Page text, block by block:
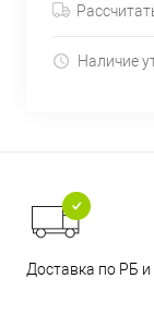
Наличие
Доставка по РБ